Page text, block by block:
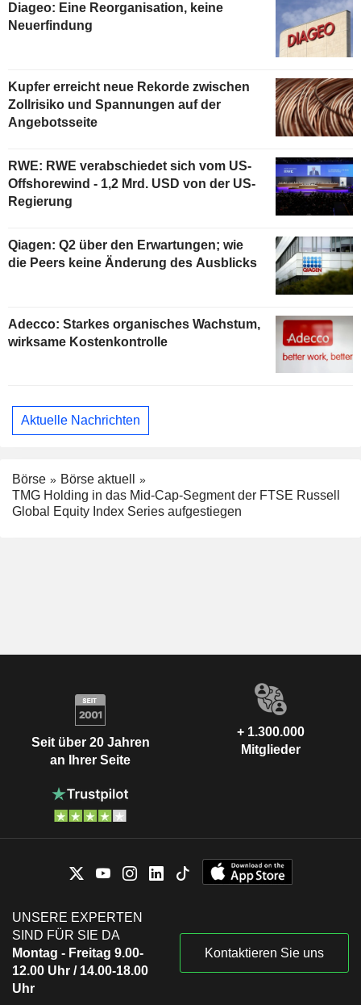
Diageo: Eine Reorganisation, keine
Neuerfindung
Kupfer erreicht neue Rekorde zwischen
Zollrisiko und Spannungen auf der
Angebotsseite
RWE: RWE verabschiedet sich vom US-
Offshorewind - 1,2 Mrd. USD von der US-
Regierung
Qiagen: Q2 über den Erwartungen; wie
die Peers keine Änderung des Ausblicks
Adecco: Starkes organisches Wachstum,
wirksame Kostenkontrolle
Aktuelle Nachrichten
Börse
Börse aktuell
TMG Holding in das Mid-Cap-Segment der FTSE Russell
Global Equity Index Series aufgestiegen
Seit über 20 Jahren
an Ihrer Seite
+ 1.300.000
Mitglieder
UNSERE EXPERTEN
SIND FÜR SIE DA
Montag - Freitag 9.00-
12.00 Uhr / 14.00-18.00
Uhr
Kontaktieren Sie uns